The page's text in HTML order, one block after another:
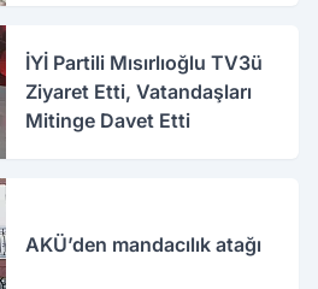
İYİ Partili Mısırlıoğlu TV3ü
Ziyaret Etti, Vatandaşları
Mitinge Davet Etti
AKÜ’den mandacılık atağı